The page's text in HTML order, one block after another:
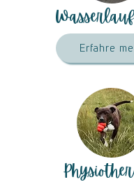
Erfahre